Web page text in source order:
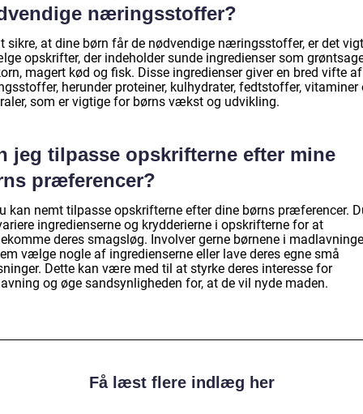
næringsstoffer?
sikre, at dine børn får de nødvendige næringsstoffer, er det
opskrifter, der indeholder sunde ingredienser som
magert kød og fisk. Disse ingredienser giver en bred vifte af
herunder proteiner, kulhydrater, fedtstoffer, vitaminer
som er vigtige for børns vækst og udvikling.
jeg tilpasse opskrifterne efter mine
præferencer?
kan nemt tilpasse opskrifterne efter dine børns præferencer.
ingredienserne og krydderierne i opskrifterne for at
deres smagsløg. Involver gerne børnene i
vælge nogle af ingredienserne eller lave deres egne små
Dette kan være med til at styrke deres interesse for
og øge sandsynligheden for, at de vil nyde maden.
Få læst flere indlæg her